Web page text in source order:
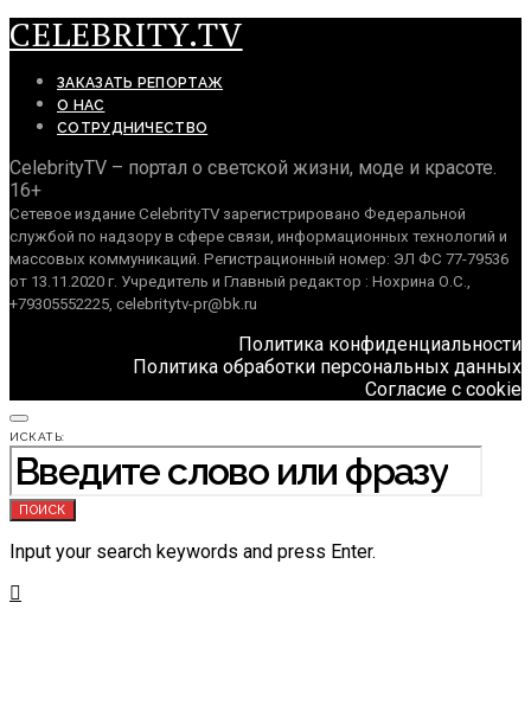
CELEBRITY.TV
ЗАКАЗАТЬ РЕПОРТАЖ
О НАС
СОТРУДНИЧЕСТВО
CelebrityTV – портал о светской жизни, моде и красоте.
16+
Сетевое издание CelebrityTV зарегистрировано Федеральной
службой по надзору в сфере связи, информационных технологий и
массовых коммуникаций. Регистрационный номер: ЭЛ ФС 77-79536
от 13.11.2020 г. Учредитель и Главный редактор : Нохрина О.С.,
+79305552225, celebritytv-pr@bk.ru
Политика конфиденциальности
Политика обработки персональных данных
Согласие с cookie
ИСКАТЬ:
ПОИСК
Input your search keywords and press Enter.